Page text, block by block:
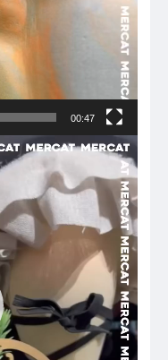
00:47